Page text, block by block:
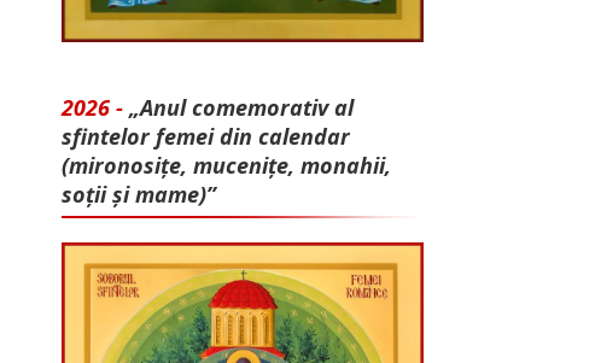
2026 - „Anul comemorativ al
sfintelor femei din calendar
(mironosițe, mu­cenițe, monahii,
soții și mame)”